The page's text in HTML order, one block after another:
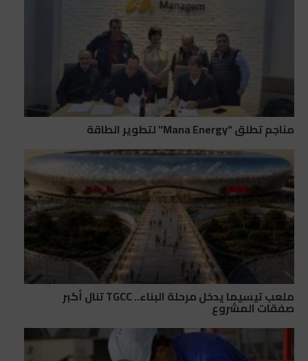
مناجم تطلق “Mana Energy” لتطوير الطاقة
ملعب تيسيما يدخل مرحلة البناء.. TGCC تنال أكبر
صفقات المشروع